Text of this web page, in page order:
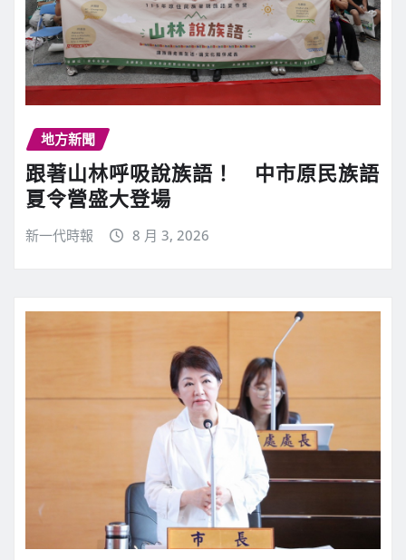
地方新聞
跟著山林呼吸說族語！ 中市原民族語
夏令營盛大登場
新一代時報 8 月 3, 2026